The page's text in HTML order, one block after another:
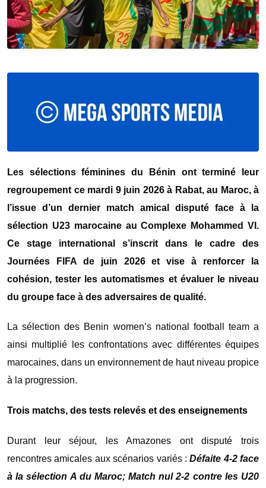
Les sélections féminines du Bénin ont terminé leur
regroupement ce mardi 9 juin 2026 à Rabat, au Maroc, à
l’issue d’un dernier match amical disputé face à la
sélection U23 marocaine au Complexe Mohammed VI.
Ce stage international s’inscrit dans le cadre des
Journées FIFA de juin 2026 et vise à renforcer la
cohésion, tester les automatismes et évaluer le niveau
du groupe face à des adversaires de qualité.
La sélection des Benin women’s national football teama
ainsi multiplié les confrontations avec différentes équipes
marocaines, dans un environnement de haut niveau propice
à la progression.
Trois matchs, des tests relevés et des enseignements
Durant leur séjour, les Amazones ont disputé trois
rencontres amicales aux scénarios variés :Défaite 4-2 face
à la sélection A du Maroc; Match nul 2-2 contre les U20